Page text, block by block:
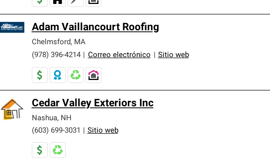
Adam Vaillancourt Roofing
Chelmsford , MA
(978) 396-4214
Correo electrónico Sitio web
Cedar Valley Exteriors Inc
Nashua, NH
(603) 699-3031
Sitio web